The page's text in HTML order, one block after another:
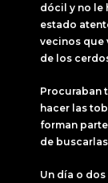
dócil y no le
estado
vecinos que
de los
Procuraban
hacer las
forman
de
Un día o